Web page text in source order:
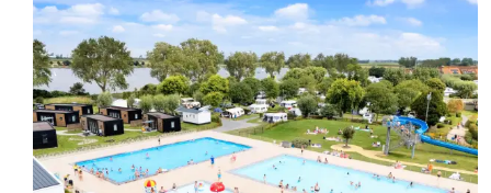
Faire
du
vélo
Randonnée
Équitation
Terrains